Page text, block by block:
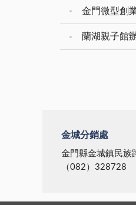
金門微型創
蘭湖親子館
金城分銷處
金門縣金城鎮民族
（082）328728